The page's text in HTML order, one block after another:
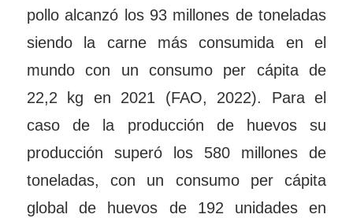
pollo alcanzó los 93 millones de toneladas
siendo la carne más consumida en el
mundo con un consumo per cápita de
22,2 kg en 2021 (FAO, 2022). Para el
caso de la producción de huevos su
producción superó los 580 millones de
toneladas, con un consumo per cápita
global de huevos de 192 unidades en